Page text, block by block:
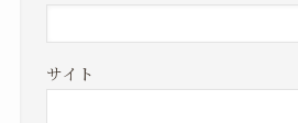
サイト